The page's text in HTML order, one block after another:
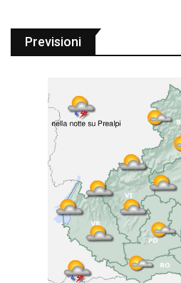
Previsioni